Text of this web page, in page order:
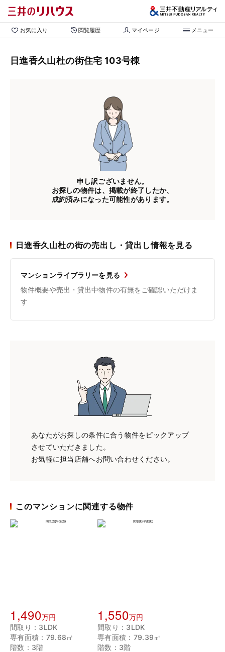
お気に入り 閲覧履歴 マイページ メニュー
日進香久山杜の街住宅 103号棟
申し訳ございません。
お探しの物件は、掲載が終了したか、
成約済みになった可能性があります。
日進香久山杜の街の売出し・貸出し情報を見る
マンションライブラリーを見る
物件概要や売出・貸出中物件の有無をご確認いただけま
す
あなたがお探しの条件に合う物件をピックアップ
させていただきました。
お気軽に担当店舗へお問い合わせください。
このマンションに関連する物件
1,490万円
間取り：3LDK
専有面積：79.68㎡
階数：3階
1,550万円
間取り：3LDK
専有面積：79.39㎡
階数：3階